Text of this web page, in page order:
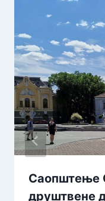
Саопштење
друштвене